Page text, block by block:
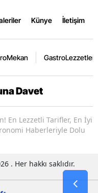
Künye İletişim
GastroLezzetler
Davet
En Lezzetli Tarifler, En İyi
Haberleriyle Dolu
. Her hakkı saklıdır.